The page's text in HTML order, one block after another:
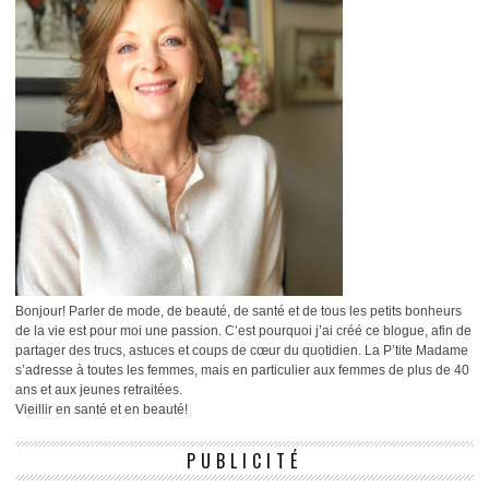
Bonjour! Parler de mode, de beauté, de santé et de tous les petits bonheurs
de la vie est pour moi une passion. C’est pourquoi j’ai créé ce blogue, afin de
partager des trucs, astuces et coups de cœur du quotidien. La P’tite Madame
s’adresse à toutes les femmes, mais en particulier aux femmes de plus de 40
ans et aux jeunes retraitées.
Vieillir en santé et en beauté!
PUBLICITÉ